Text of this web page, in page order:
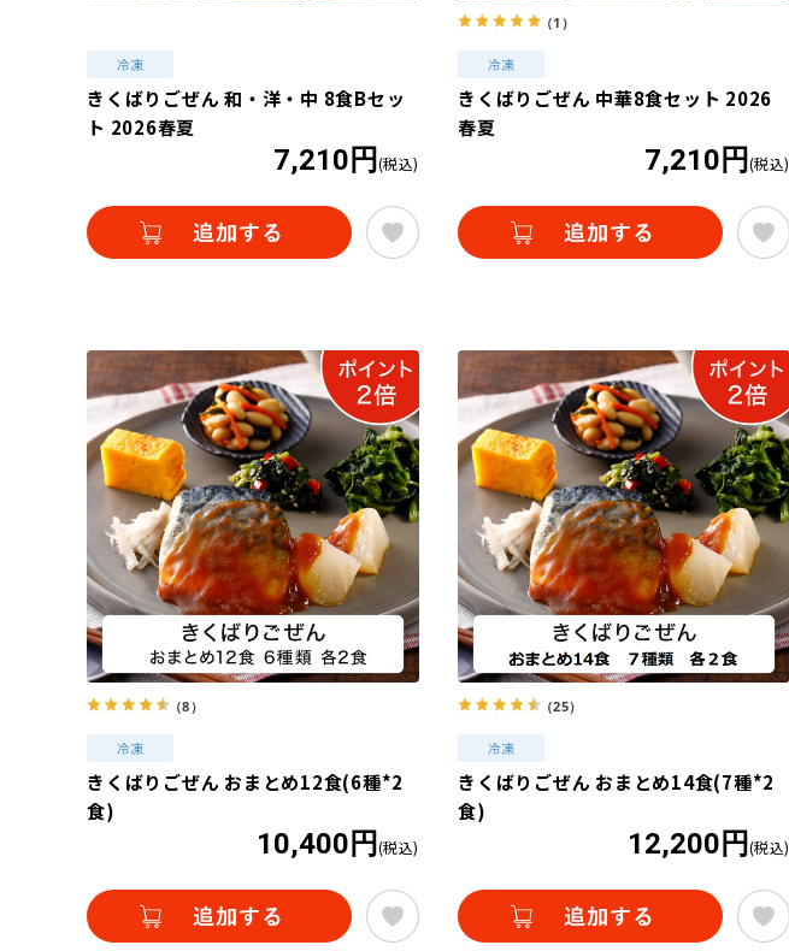
きくばりごぜん 和・洋・中 8食Bセッ
ト 2026春夏
7,210円 (税込)
（1）
きくばりごぜん 中華8食セット 2026
春夏
7,210円 (税込)
（8）
きくばりごぜん おまとめ12食(6種*2
食)
10,400円 (税込)
（25）
きくばりごぜん おまとめ14食(7種*2
食)
12,200円 (税込)